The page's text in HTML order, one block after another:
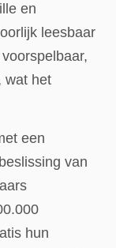
en
leesbaar
wat het
een
van
hun